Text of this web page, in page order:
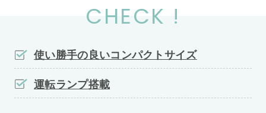
CHECK !
使い勝手の良いコンパクトサイズ
運転ランプ搭載